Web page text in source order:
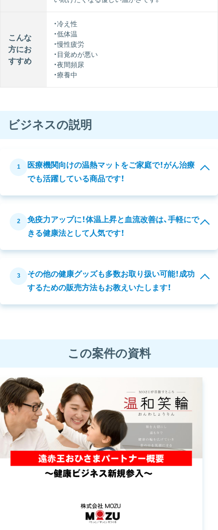
こんな
方にお
すすめ
・冷え性
・低体温
・慢性疲労
・目覚めが悪い
・夜間頻尿
・療養中
ビジネスの説明
1
医療機関向けの温熱マットをご家庭で！がん治療
でも活躍している商品です！
2
免疫力アップに！体温上昇と血流改善は、手軽にで
きる健康法として人気です！
3
その他の健康グッズも多数お取り扱い可能！成功
するための販売方法もお教えいたします！
この案件の資料